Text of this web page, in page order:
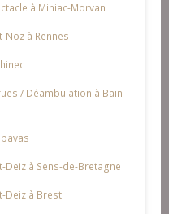
à Miniac-Morvan
Noz à Rennes
/ Déambulation à Bain-
Deiz à Sens-de-Bretagne
Deiz à Brest